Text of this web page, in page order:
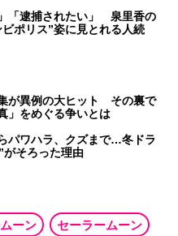
」「逮捕されたい」 泉里香の
ビポリス”姿に見とれる人続
が異例の大ヒット その裏で
」をめぐる争いとは
パワハラ、クズまで…冬ドラ
がそろった理由
ーン セーラームーン